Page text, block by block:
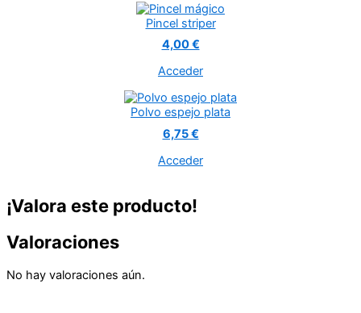
Pincel striper
4,00 €
Polvo espejo plata
6,75 €